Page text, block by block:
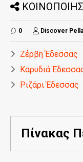
0 Discover Pella
Ζέρβη Έδεσσας
Καρυδιά
Ριζάρι Έδεσσας
Πίνακας